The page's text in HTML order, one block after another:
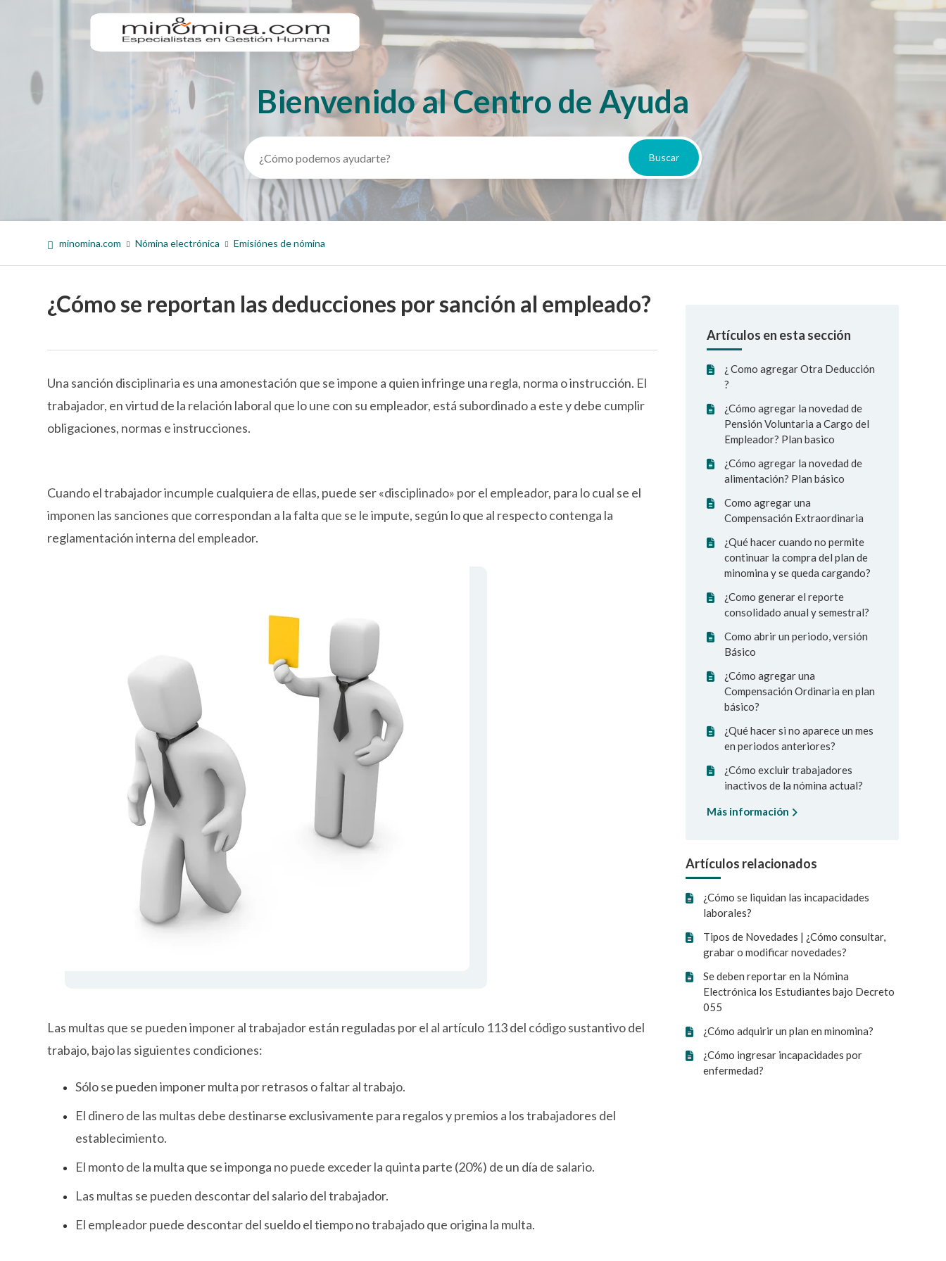
Búsqueda
Bienvenido al Centro de Ayuda
minomina.com Nómina electrónica Emisiónes de nómina
Artículos en esta sección
¿ Como agregar Otra Deducción
?
¿Cómo agregar la novedad de
Pensión Voluntaria a Cargo del
Empleador? Plan basico
¿Cómo agregar la novedad de
alimentación? Plan básico
Como agregar una
Compensación Extraordinaria
¿Qué hacer cuando no permite
continuar la compra del plan de
minomina y se queda cargando?
¿Como generar el reporte
consolidado anual y semestral?
Como abrir un periodo, versión
Básico
¿Cómo agregar una
Compensación Ordinaria en plan
básico?
¿Qué hacer si no aparece un mes
en periodos anteriores?
¿Cómo excluir trabajadores
inactivos de la nómina actual?
Más información
Artículos relacionados
¿Cómo se liquidan las incapacidades
laborales?
Tipos de Novedades | ¿Cómo consultar,
grabar o modificar novedades?
Se deben reportar en la Nómina
Electrónica los Estudiantes bajo Decreto
055
¿Cómo adquirir un plan en minomina?
¿Cómo ingresar incapacidades por
enfermedad?
¿Cómo se reportan las deducciones por sanción al empleado?
Una sanción disciplinaria es una amonestación que se impone a quien infringe una regla, norma o instrucción. El
trabajador, en virtud de la relación laboral que lo une con su empleador, está subordinado a este y debe cumplir
obligaciones, normas e instrucciones.
Cuando el trabajador incumple cualquiera de ellas, puede ser «disciplinado» por el empleador, para lo cual se el
imponen las sanciones que correspondan a la falta que se le impute, según lo que al respecto contenga la
reglamentación interna del empleador.
Las multas que se pueden imponer al trabajador están reguladas por el al artículo 113 del código sustantivo del
trabajo, bajo las siguientes condiciones:
Sólo se pueden imponer multa por retrasos o faltar al trabajo.
El dinero de las multas debe destinarse exclusivamente para regalos y premios a los trabajadores del
establecimiento.
El monto de la multa que se imponga no puede exceder la quinta parte (20%) de un día de salario.
Las multas se pueden descontar del salario del trabajador.
El empleador puede descontar del sueldo el tiempo no trabajado que origina la multa.